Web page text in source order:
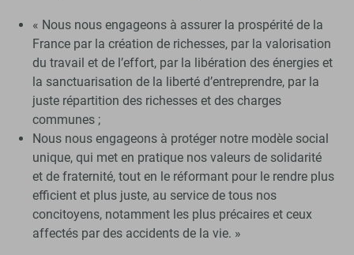
« Nous nous engageons à assurer la prospérité de la
France par la création de richesses, par la valorisation
du travail et de l’effort, par la libération des énergies et
la sanctuarisation de la liberté d’entreprendre, par la
juste répartition des richesses et des charges
communes ;
Nous nous engageons à protéger notre modèle social
unique, qui met en pratique nos valeurs de solidarité
et de fraternité, tout en le réformant pour le rendre plus
efficient et plus juste, au service de tous nos
concitoyens, notamment les plus précaires et ceux
affectés par des accidents de la vie. »